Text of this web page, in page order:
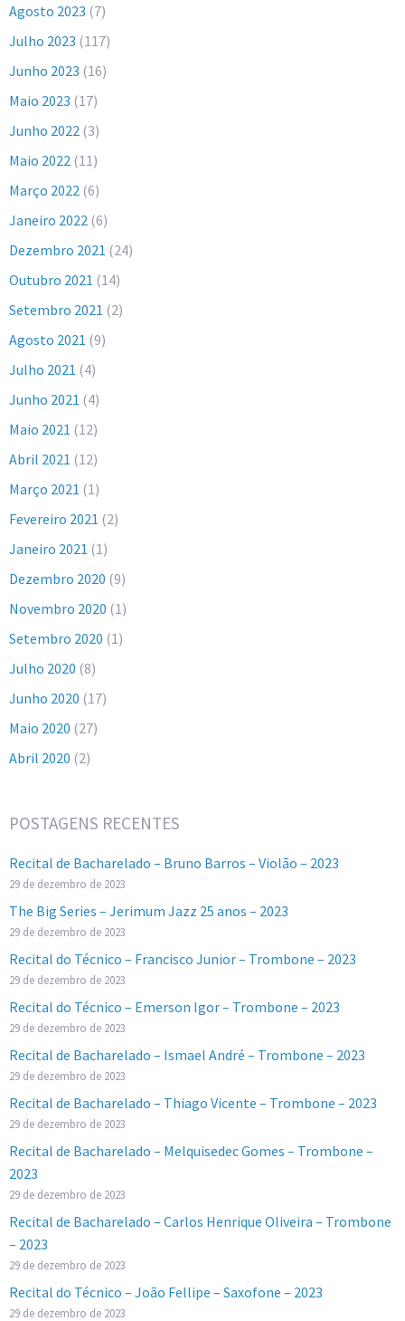
Agosto 2023 (7)
Julho 2023 (117)
Junho 2023 (16)
Maio 2023 (17)
Junho 2022 (3)
Maio 2022 (11)
Março 2022 (6)
Janeiro 2022 (6)
Dezembro 2021 (24)
Outubro 2021 (14)
Setembro 2021 (2)
Agosto 2021 (9)
Julho 2021 (4)
Junho 2021 (4)
Maio 2021 (12)
Abril 2021 (12)
Março 2021 (1)
Fevereiro 2021 (2)
Janeiro 2021 (1)
Dezembro 2020 (9)
Novembro 2020 (1)
Setembro 2020 (1)
Julho 2020 (8)
Junho 2020 (17)
Maio 2020 (27)
Abril 2020 (2)
POSTAGENS RECENTES
Recital de Bacharelado – Bruno Barros – Violão – 2023
29 de dezembro de 2023
The Big Series – Jerimum Jazz 25 anos – 2023
29 de dezembro de 2023
Recital do Técnico – Francisco Junior – Trombone – 2023
29 de dezembro de 2023
Recital do Técnico – Emerson Igor – Trombone – 2023
29 de dezembro de 2023
Recital de Bacharelado – Ismael André – Trombone – 2023
29 de dezembro de 2023
Recital de Bacharelado – Thiago Vicente – Trombone – 2023
29 de dezembro de 2023
Recital de Bacharelado – Melquisedec Gomes – Trombone –
2023
29 de dezembro de 2023
Recital de Bacharelado – Carlos Henrique Oliveira – Trombone
– 2023
29 de dezembro de 2023
Recital do Técnico – João Fellipe – Saxofone – 2023
29 de dezembro de 2023